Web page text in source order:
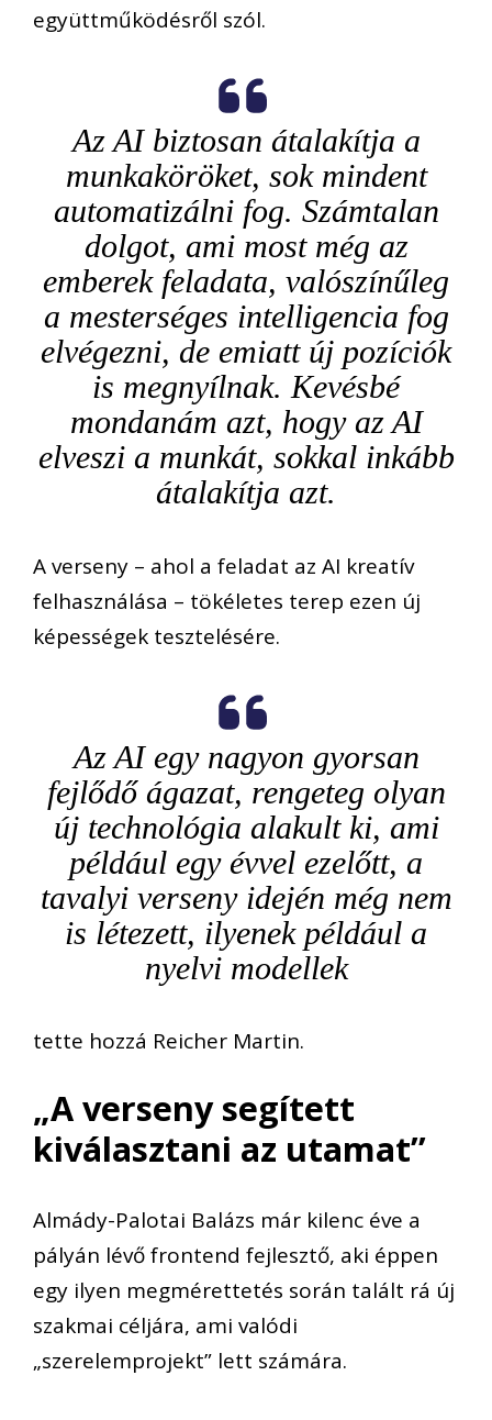
együttműködésről szól.
Az AI biztosan átalakítja a
munkaköröket, sok mindent
automatizálni fog. Számtalan
dolgot, ami most még az
emberek feladata, valószínűleg
a mesterséges intelligencia fog
elvégezni, de emiatt új pozíciók
is megnyílnak. Kevésbé
mondanám azt, hogy az AI
elveszi a munkát, sokkal inkább
átalakítja azt.
A verseny – ahol a feladat az AI kreatív
felhasználása – tökéletes terep ezen új
képességek tesztelésére.
Az AI egy nagyon gyorsan
fejlődő ágazat, rengeteg olyan
új technológia alakult ki, ami
például egy évvel ezelőtt, a
tavalyi verseny idején még nem
is létezett, ilyenek például a
nyelvi modellek
tette hozzá Reicher Martin.
„A verseny segített
kiválasztani az utamat”
Almády-Palotai Balázs már kilenc éve a
pályán lévő frontend fejlesztő, aki éppen
egy ilyen megmérettetés során talált rá új
szakmai céljára, ami valódi
„szerelemprojekt” lett számára.